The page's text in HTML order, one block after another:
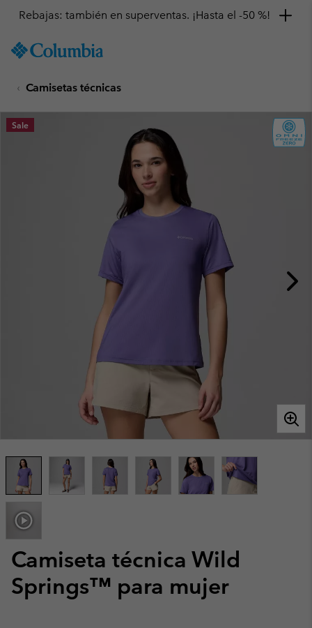
TO
SKIP
MAIN
NAV
Rebajas: también en superventas. ¡Hasta el -50 %!
Camisetas técnicas
Camiseta técnica Wild
Springs™ para mujer
Sale